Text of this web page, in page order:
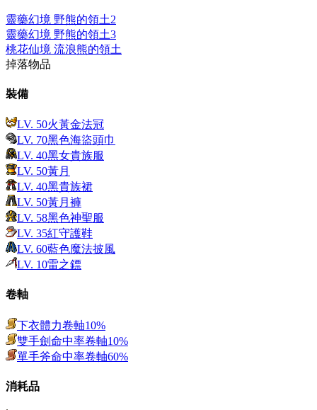
靈藥幻境 野熊的領土2
靈藥幻境 野熊的領土3
桃花仙境 流浪熊的領土
掉落物品
裝備
LV. 50火黃金法冠
LV. 70黑色海盜頭巾
LV. 40黑女貴族服
LV. 50黃月
LV. 40黑貴族裙
LV. 50黃月褲
LV. 58黑色神聖服
LV. 35紅守護鞋
LV. 60藍色魔法披風
LV. 10雷之鏢
卷軸
下衣體力卷軸10%
雙手劍命中率卷軸10%
單手斧命中率卷軸60%
消耗品